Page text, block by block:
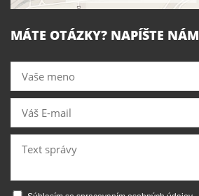
MÁTE OTÁZKY? NAPÍŠTE NÁM